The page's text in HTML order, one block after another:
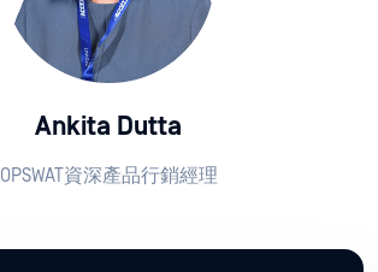
Ankita Dutta
OPSWAT資深產品行銷經理